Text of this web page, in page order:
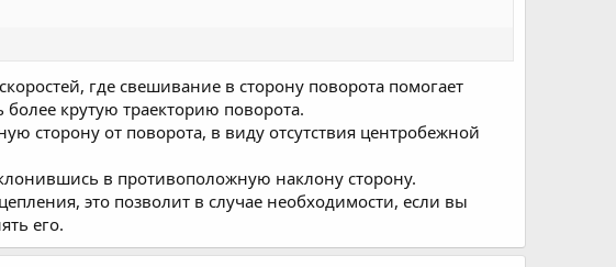
где свешивание в сторону поворота помогает
крутую траекторию поворота.
сторону от поворота, в виду отсутствия центробежной
в противоположную наклону сторону.
это позволит в случае необходимости, если вы
его.